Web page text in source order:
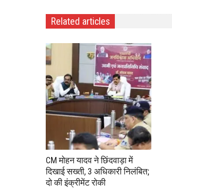
Related articles
CM मोहन यादव ने छिंदवाड़ा में
दिखाई सख्ती, 3 अधिकारी निलंबित;
दो की इंक्रीमेंट रोकी